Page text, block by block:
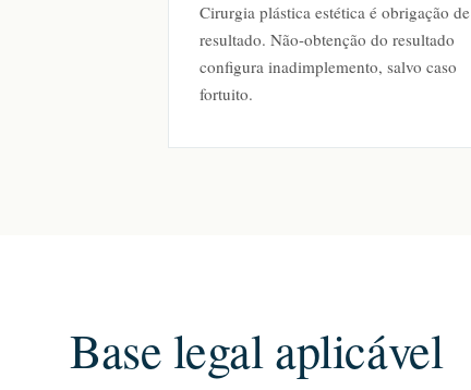
Cirurgia plástica estética é obrigação de
resultado. Não-obtenção do resultado
configura inadimplemento, salvo caso
fortuito.
Base legal aplicável